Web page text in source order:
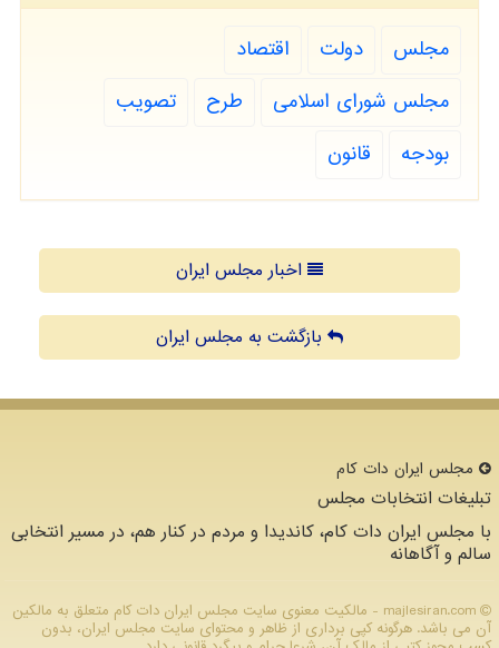
مجلس دولت
اقتصاد
مجلس شورای اسلامی
طرح
تصویب
بودجه
قانون
اخبار مجلس ایران
بازگشت به مجلس ایران
مجلس ایران دات كام
تبلیغات انتخابات مجلس
با مجلس ایران دات کام، کاندیدا و مردم در کنار هم، در مسیر انتخابی
سالم و آگاهانه
majlesiran.com - مالکیت معنوی سایت مجلس ایران دات كام متعلق به مالکین
آن می باشد. هرگونه کپی برداری از ظاهر و محتوای سایت مجلس ایران، بدون